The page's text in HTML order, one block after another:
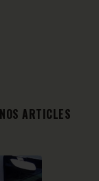
ARTICLES